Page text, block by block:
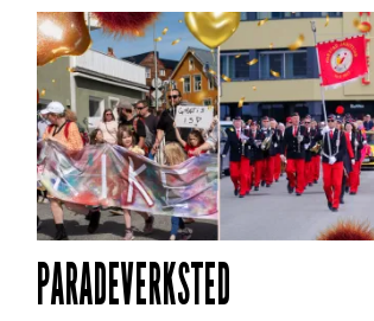
PARADEVERKSTED